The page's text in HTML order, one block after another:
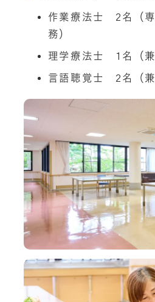
作業療法士 2名（
務）
理学療法士 1名（兼
言語聴覚士 2名（兼